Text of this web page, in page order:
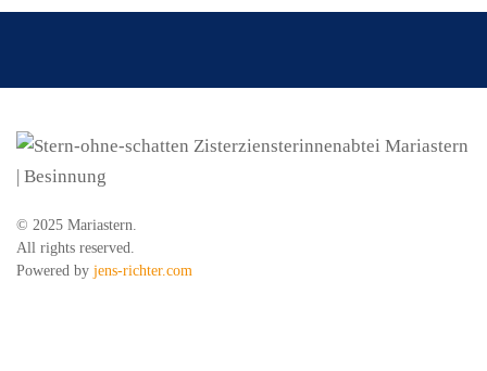
© 2025 Mariastern.
All rights reserved.
Powered by jens-richter.com